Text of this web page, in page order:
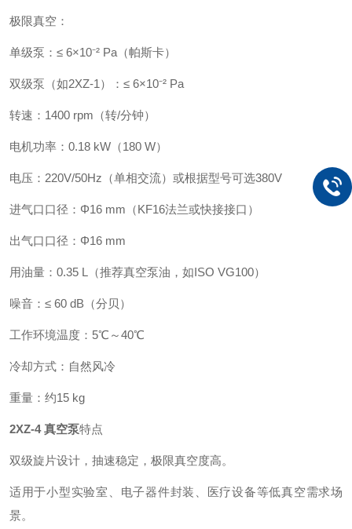
极限真空：
单级泵：≤ 6×10⁻² Pa（帕斯卡）
双级泵（如2XZ-1）：≤ 6×10⁻² Pa
转速：1400 rpm（转/分钟）
电机功率：0.18 kW（180 W）
电压：220V/50Hz（单相交流）或根据型号可选380V
进气口口径：Φ16 mm（KF16法兰或快接接口）
出气口口径：Φ16 mm
用油量：0.35 L（推荐真空泵油，如ISO VG100）
噪音：≤ 60 dB（分贝）
工作环境温度：5℃～40℃
冷却方式：自然风冷
重量：约15 kg
2XZ-4 真空泵特点
双级旋片设计，抽速稳定，极限真空度高。
适用于小型实验室、电子器件封装、医疗设备等低真空需求场
景。